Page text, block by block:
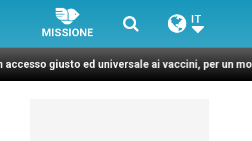
MISSIONE
IT
ed universale ai vaccini, per un mondo più